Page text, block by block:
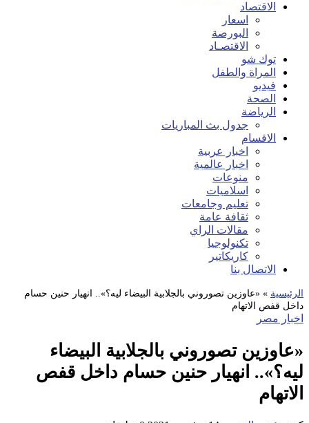
الاقتصاد
اسعار
البورصة
الاقتصـاد
توك شو
المراة والطفل
فيديو
الصحة
الرياضة
جدول بث المباريات
الاقسام
اخبار عربية
اخبار عالمية
منوعات
اسلاميات
تعليم وجامعات
ثقافة عامة
مقالات الراي
تكنولوجيا
كاريكاتير
الاتصال بنا
الرئيسية » «عاوزين تصوروني بالجلابية البيضاء ليه؟».. انهيار حنين حسام
داخل قفص الاتهام
اخبار مصر
«عاوزين تصوروني بالجلابية البيضاء
ليه؟».. انهيار حنين حسام داخل قفص
الاتهام